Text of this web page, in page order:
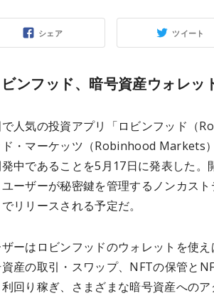
シェア ツイート
ビンフッド、暗号資産ウォレッ
人気の投資アプリ「ロビンフッド（
・マーケッツ（Robinhood Markets
発中であることを5月17日に発表した。
ーザーが秘密鍵を管理するノンカス
リリースされる予定だ。
ーはロビンフッドのウォレットを使
産の取引・スワップ、NFTの保管と
回り稼ぎ、さまざまな暗号資産への